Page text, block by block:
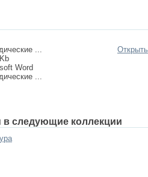
...
Word
...
Открыть
следующие коллекции